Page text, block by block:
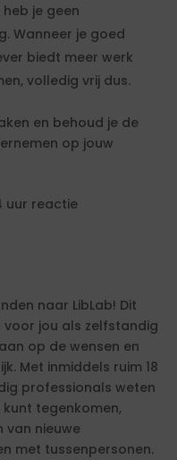
heb je geen
Wanneer je goed
biedt meer werk
volledig vrij dus.
en behoud je de
op jouw
uur reactie
naar LibLab! Dit
jou als zelfstandig
op de wensen en
Met inmiddels ruim 18
professionals weten
tegenkomen,
van nieuwe
met tussenpersonen.